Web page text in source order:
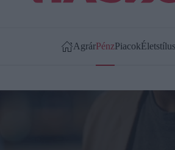
AgrárPénzPiacokÉletstílus